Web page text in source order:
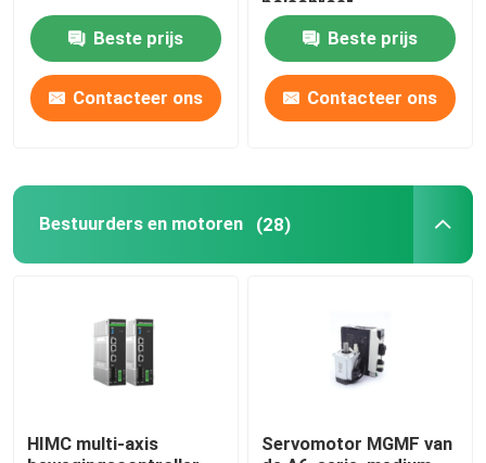
Fabrieksreis
Kwaliteitscontrole
kantoorprinter
Elektronische onderdelen
Koelschroeftransmissiecomponent
Beste prijs
Contacteer ons
precisiebolschroef en
rollende bolschroef.
Beste prijs
Contacteer ons
Bestuurders en motoren (28)
HIMC multi-axis
Servomotor MGMF van